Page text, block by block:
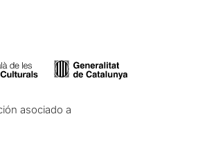
asociado a